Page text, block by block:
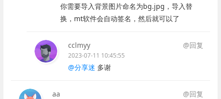
你需要导入背景图片命名为bg.jpg，导入替
换，mt软件会自动签名，然后就可以了
cclmyy @回复
2023-07-11 10:45:55
@分享迷 多谢
aa @回复